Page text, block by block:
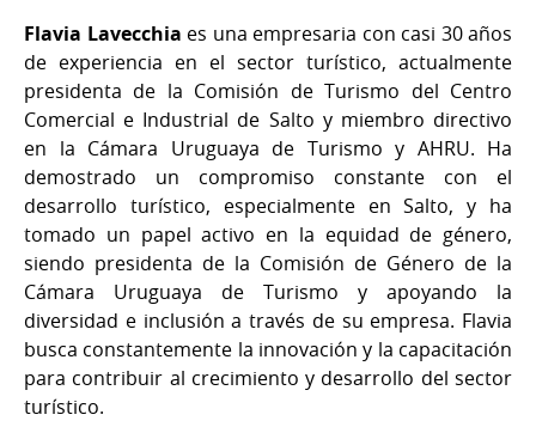
Flavia Lavecchia es una empresaria con casi 30 años
de experiencia en el sector turístico, actualmente
presidenta de la Comisión de Turismo del Centro
Comercial e Industrial de Salto y miembro directivo
en la Cámara Uruguaya de Turismo y AHRU. Ha
demostrado un compromiso constante con el
desarrollo turístico, especialmente en Salto, y ha
tomado un papel activo en la equidad de género,
siendo presidenta de la Comisión de Género de la
Cámara Uruguaya de Turismo y apoyando la
diversidad e inclusión a través de su empresa. Flavia
busca constantemente la innovación y la capacitación
para contribuir al crecimiento y desarrollo del sector
turístico.